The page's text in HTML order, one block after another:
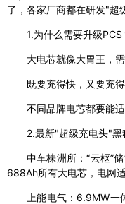
了，各家厂商都在研发"超
1.为什么需要升级PCS
大电芯就像大胃王，
既要充得快，又要充
不同品牌电芯都要能
2.最新"超级充电头"黑
中车株洲所：“云枢”
688Ah所有大电芯，电网
上能电气：6.9MW